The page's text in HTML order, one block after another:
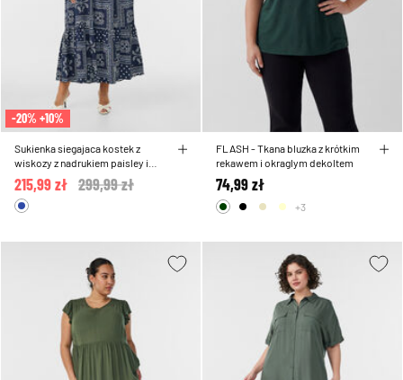
-20% +10%
Sukienka siegajaca kostek z
wiskozy z nadrukiem paisley i
krótkimi rekawamiPrice reduced from
299,99 zł
215,99 zł
FLASH - Tkana bluzka z krótkim
rekawem i okraglym dekoltem
74,99 zł
+3